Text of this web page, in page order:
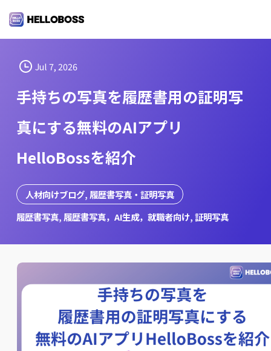
i
Jul 7, 2026
手持ちの写真を履歴書用の証明写
真にする無料のAIアプリ
HelloBossを紹介
人材向けブログ, 履歴書写真・証明写真
履歴書写真, 履歴書写真，AI生成，就職者向け, 証明写真